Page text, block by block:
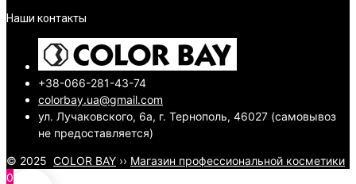
Наши контакты
+38-066-281-43-74
colorbay.ua@gmail.com
ул. Лучаковского, 6а, г. Тернополь, 46027 (самовывоз
не предоставляется)
© 2025 COLOR BAY ›› Магазин профессиональной косметики
0